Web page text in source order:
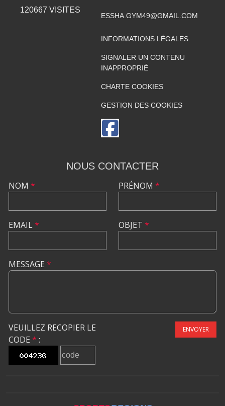
120667 VISITES
ESSHA.GYM49@GMAIL.COM
INFORMATIONS LÉGALES
SIGNALER UN CONTENU
INAPPROPRIÉ
CHARTE COOKIES
GESTION DES COOKIES
NOUS CONTACTER
NOM *
EMAIL*
PRÉNOM *
OBJET *
MESSAGE *
VEUILLEZ RECOPIER LE
CODE * :
ENVOYER